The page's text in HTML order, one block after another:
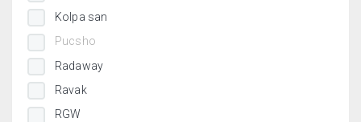
Kolpa san
Pucsho
Radaway
Ravak
RGW